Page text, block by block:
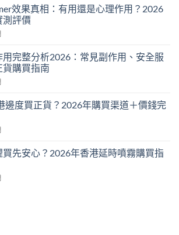
效果真相：有用還是心理作用？2026
測評價
用完整分析2026：常見副作用、安全服
貨購買指南
邊度買正貨？2026年購買渠道＋價錢完
買先安心？2026年香港延時噴霧購買指